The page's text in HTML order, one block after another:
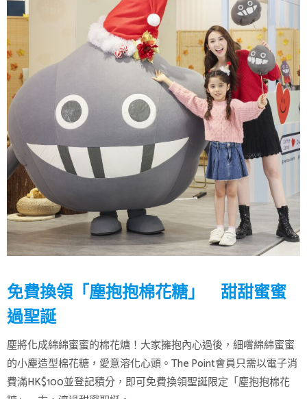
免費換領「塵抱抱棉花糖」 甜甜蜜蜜
過聖誕
塵將化成綿綿蜜蜜的棉花煻！大家擁抱內心過後，細嚐綿綿蜜蜜
的小塵造型棉花糖，愛意溶化心頭。The Point會員只需以電子消
費滿HK$100並登記積分，即可免費換領聖誕限定「塵抱抱棉花